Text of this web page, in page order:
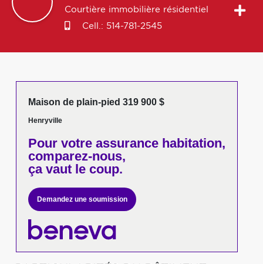
Courtière immobilière résidentiel
Cell.: 514-781-2545
Maison de plain-pied 319 900 $
Henryville
Pour votreassurance habitation,
comparez-nous,
ça vaut le coup.
Demandez une soumission